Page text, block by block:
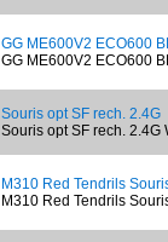
GG ME600V2 ECO600
GG ME600V2 ECO600
Souris opt SF rech. 2.4G
Souris opt SF rech. 2.4G
M310 Red Tendrils
M310 Red Tendrils